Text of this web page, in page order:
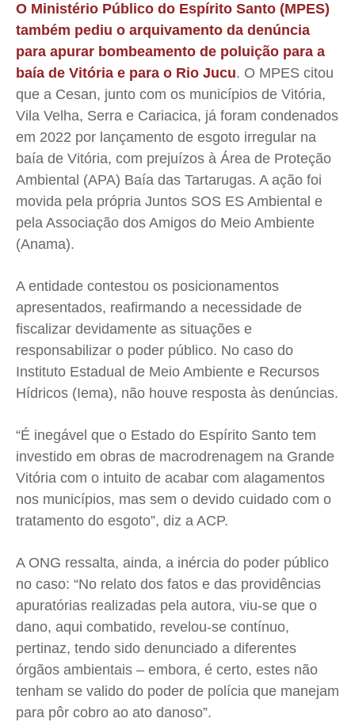
O Ministério Público do Espírito Santo (MPES)
também pediu o arquivamento da denúncia
para apurar bombeamento de poluição para a
baía de Vitória e para o Rio Jucu. O MPES citou
que a Cesan, junto com os municípios de Vitória,
Vila Velha, Serra e Cariacica, já foram condenados
em 2022 por lançamento de esgoto irregular na
baía de Vitória, com prejuízos à Área de Proteção
Ambiental (APA) Baía das Tartarugas. A ação foi
movida pela própria Juntos SOS ES Ambiental e
pela Associação dos Amigos do Meio Ambiente
(Anama).
A entidade contestou os posicionamentos
apresentados, reafirmando a necessidade de
fiscalizar devidamente as situações e
responsabilizar o poder público. No caso do
Instituto Estadual de Meio Ambiente e Recursos
Hídricos (Iema), não houve resposta às denúncias.
“É inegável que o Estado do Espírito Santo tem
investido em obras de macrodrenagem na Grande
Vitória com o intuito de acabar com alagamentos
nos municípios, mas sem o devido cuidado com o
tratamento do esgoto”, diz a ACP.
A ONG ressalta, ainda, a inércia do poder público
no caso: “No relato dos fatos e das providências
apuratórias realizadas pela autora, viu-se que o
dano, aqui combatido, revelou-se contínuo,
pertinaz, tendo sido denunciado a diferentes
órgãos ambientais – embora, é certo, estes não
tenham se valido do poder de polícia que manejam
para pôr cobro ao ato danoso”.